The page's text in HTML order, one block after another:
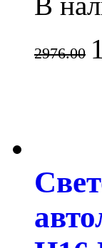
2976.00